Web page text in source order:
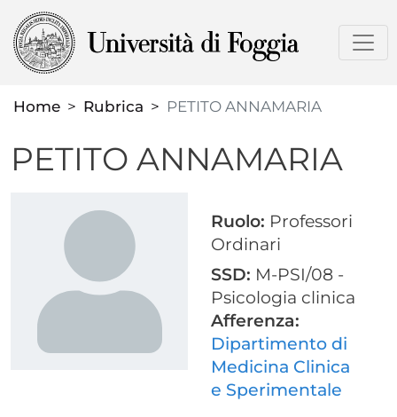
al
contenuto
Home
Rubrica PETITO ANNAMARIA
PETITO ANNAMARIA
Ruolo: Professori
Ordinari
SSD: M-PSI/08 -
Psicologia clinica
Afferenza:
Dipartimento di
Medicina Clinica
e Sperimentale